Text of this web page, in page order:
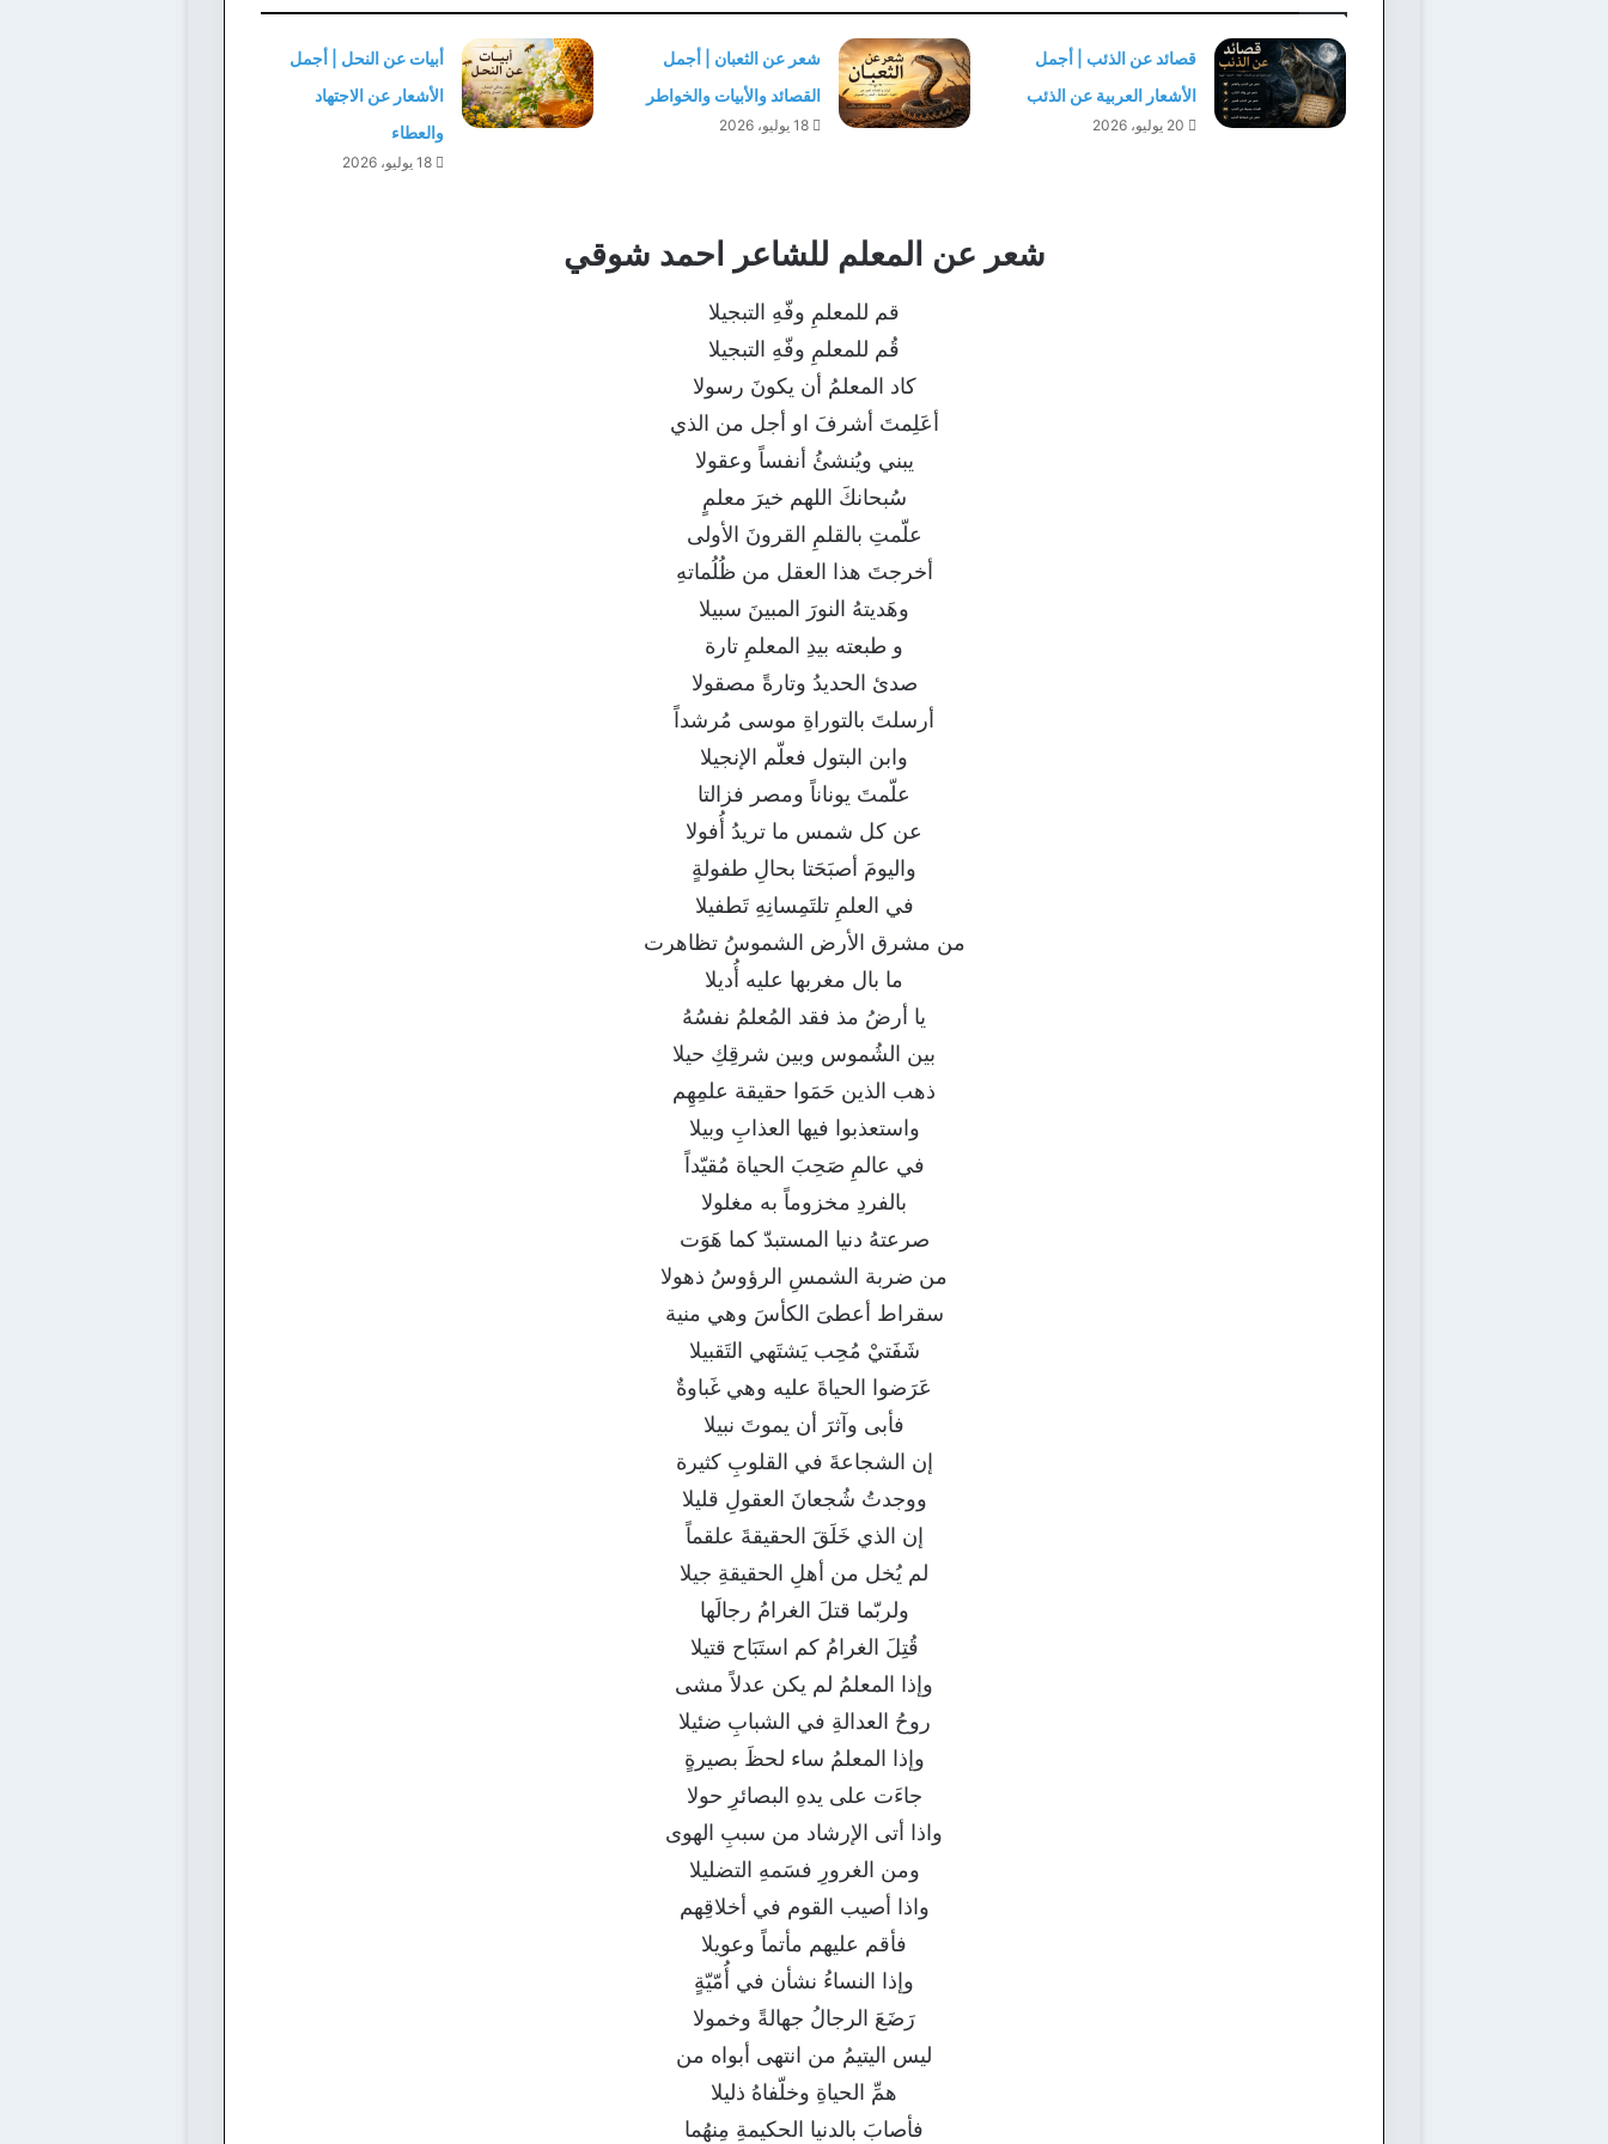
قصائد عن الذئب | أجمل
الأشعار العربية عن الذئب
20 يوليو، 2026
شعر عن الثعبان | أجمل
القصائد والأبيات والخواطر
18 يوليو، 2026
أبيات عن النحل | أجمل
الأشعار عن الاجتهاد
والعطاء
18 يوليو، 2026
شعر عن المعلم للشاعر احمد شوقي
قم للمعلمِ وفّهِ التبجيلا
قُم للمعلمِ وفّهِ التبجيلا
كاد المعلمُ أن يكونَ رسولا
أعَلِمتَ أشرفَ او أجل من الذي
يبني ويُنشئُ أنفساً وعقولا
سُبحانكَ اللهم خيرَ معلمٍ
علّمتِ بالقلمِ القرونَ الأولى
أخرجتَ هذا العقل من ظُلُماتهِ
وهَديتهُ النورَ المبينَ سبيلا
و طبعته بيدِ المعلمِ تارة
صدئ الحديدُ وتارةً مصقولا
أرسلتَ بالتوراةِ موسى مُرشداً
وابن البتول فعلّم الإنجيلا
علّمتَ يوناناً ومصر فزالتا
عن كل شمس ما تريدُ أُفولا
واليومَ أصبَحَتا بحالِ طفولةٍ
في العلمِ تلتَمِسانِهِ تَطفيلا
من مشرق الأرض الشموسُ تظاهرت
ما بال مغربها عليه أُديلا
يا أرضُ مذ فقد المُعلمُ نفسُهُ
بين الشُموس وبين شرقِكِ حيلا
ذهب الذين حَمَوا حقيقة علمِهِم
واستعذبوا فيها العذابِ وبيلا
في عالمِ صَحِبَ الحياة مُقيّداً
بالفردِ مخزوماً به مغلولا
صرعتهُ دنيا المستبدّ كما هَوَت
من ضربة الشمسِ الرؤوسُ ذهولا
سقراط أعطىَ الكأسَ وهي منية
شَفَتيْ مُحِب يَشتَهي التَقبيلا
عَرَضوا الحياةَ عليه وهي غَباوةٌ
فأبى وآثرَ أن يموتَ نبيلا
إن الشجاعةَ في القلوبِ كثيرة
ووجدتُ شُجعانَ العقولِ قليلا
إن الذي خَلَقَ الحقيقةَ علقماً
لم يُخل من أهلِ الحقيقةِ جيلا
ولربّما قتلَ الغرامُ رجالَها
قُتِلَ الغرامُ كم استَبَاح قتيلا
وإذا المعلمُ لم يكن عدلاً مشى
روحُ العدالةِ في الشبابِ ضئيلا
وإذا المعلمُ ساء لحظَ بصيرةٍ
جاءَت على يدهِ البصائرِ حولا
واذا أتى الإرشاد من سببِ الهوى
ومن الغرورِ فسَمهِ التضليلا
واذا أصيب القوم في أخلاقِهم
فأقم عليهم مأتماً وعويلا
وإذا النساءُ نشأن في أُمّيّةٍ
رَضَعَ الرجالُ جهالةً وخمولا
ليس اليتيمُ من انتهى أبواه من
همِّ الحياةِ وخلّفاهُ ذليلا
فأصابَ بالدنيا الحكيمةِ مِنهُما